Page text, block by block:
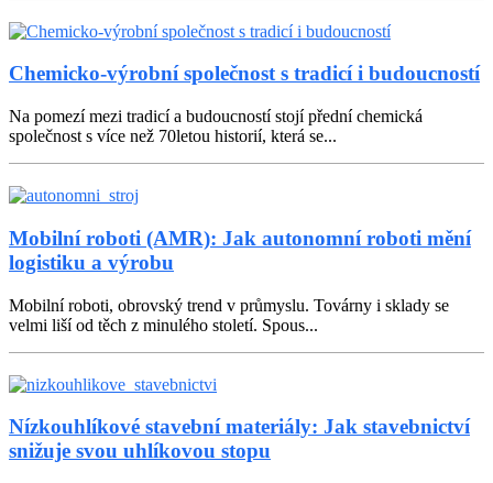
Chemicko-výrobní společnost s tradicí i budoucností
Na pomezí mezi tradicí a budoucností stojí přední chemická
společnost s více než 70letou historií, která se...
Mobilní roboti (AMR): Jak autonomní roboti mění
logistiku a výrobu
Mobilní roboti, obrovský trend v průmyslu. Továrny i sklady se
velmi liší od těch z minulého století. Spous...
Nízkouhlíkové stavební materiály: Jak stavebnictví
snižuje svou uhlíkovou stopu